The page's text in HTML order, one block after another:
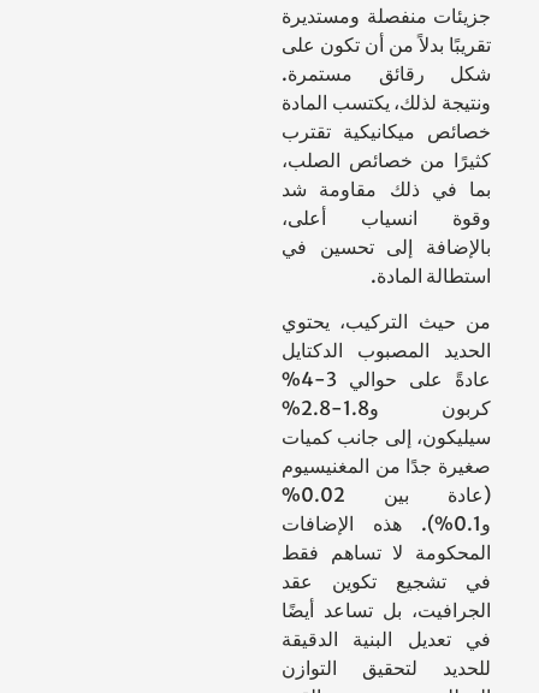
جزيئات منفصلة ومستديرة
تقريبًا بدلاً من أن تكون على
شكل رقائق مستمرة.
ونتيجة لذلك، يكتسب المادة
خصائص ميكانيكية تقترب
كثيرًا من خصائص الصلب،
بما في ذلك مقاومة شد
وقوة انسياب أعلى،
بالإضافة إلى تحسين في
استطالة المادة.
من حيث التركيب، يحتوي
الحديد المصبوب الدكتايل
عادةً على حوالي 3-4%
كربون و1.8-2.8%
سيليكون، إلى جانب كميات
صغيرة جدًا من المغنيسيوم
(عادة بين 0.02%
و0.1%). هذه الإضافات
المحكومة لا تساهم فقط
في تشجيع تكوين عقد
الجرافيت، بل تساعد أيضًا
في تعديل البنية الدقيقة
للحديد لتحقيق التوازن